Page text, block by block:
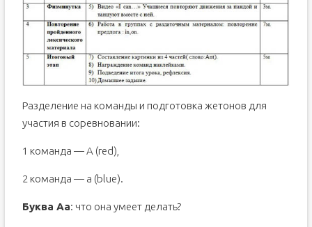
Разделение на команды и подготовка жетонов для
участия в соревновании:
1 команда — А (red),
2 команда — а (blue).
Буква Аа: что она умеет делать?